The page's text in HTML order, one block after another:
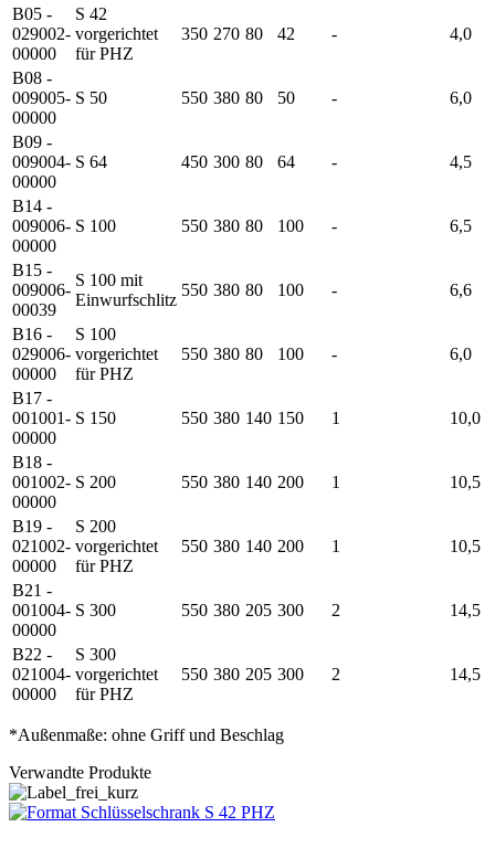
B05 -
029002-
00000
S 42
vorgerichtet
für PHZ
350 270 80 42 - 4,0
B08 -
009005-
00000
S 50 550 380 80 50 - 6,0
B09 -
009004-
00000
S 64 450 300 80 64 - 4,5
B14 -
009006-
00000
S 100 550 380 80 100 - 6,5
B15 -
009006-
00039
S 100 mit
Einwurfschlitz
550 380 80 100 - 6,6
B16 -
029006-
00000
S 100
vorgerichtet
für PHZ
550 380 80 100 - 6,0
B17 -
001001-
00000
S 150 550 380 140 150 1 10,0
B18 -
001002-
00000
S 200 550 380 140 200 1 10,5
B19 -
021002-
00000
S 200
vorgerichtet
für PHZ
550 380 140 200 1 10,5
B21 -
001004-
00000
S 300 550 380 205 300 2 14,5
B22 -
021004-
00000
S 300
vorgerichtet
für PHZ
550 380 205 300 2 14,5
*Außenmaße: ohne Griff und Beschlag
Verwandte Produkte